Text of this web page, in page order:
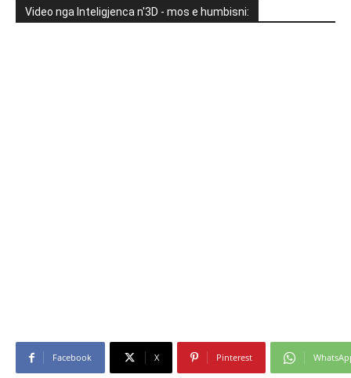
Video nga Inteligjenca n'3D - mos e humbisni:
Facebook X Pinterest